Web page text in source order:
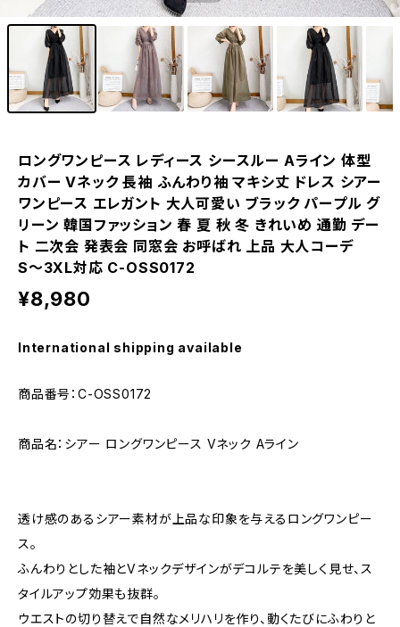
ロングワンピース レディース シースルー Aライン 体型
カバー Vネック 長袖 ふんわり袖 マキシ丈 ドレス シアー
ワンピース エレガント 大人可愛い ブラック パープル グ
リーン 韓国ファッション 春 夏 秋 冬 きれいめ 通勤 デー
ト 二次会 発表会 同窓会 お呼ばれ 上品 大人コーデ
S〜3XL対応 C-OSS0172
¥8,980
International shipping available
商品番号：C-OSS0172
商品名：シアー ロングワンピース Vネック Aライン
透け感のあるシアー素材が上品な印象を与えるロングワンピー
ス。
ふんわりとした袖とVネックデザインがデコルテを美しく見せ、ス
タイルアップ効果も抜群。
ウエストの切り替えで自然なメリハリを作り、動くたびにふわりと